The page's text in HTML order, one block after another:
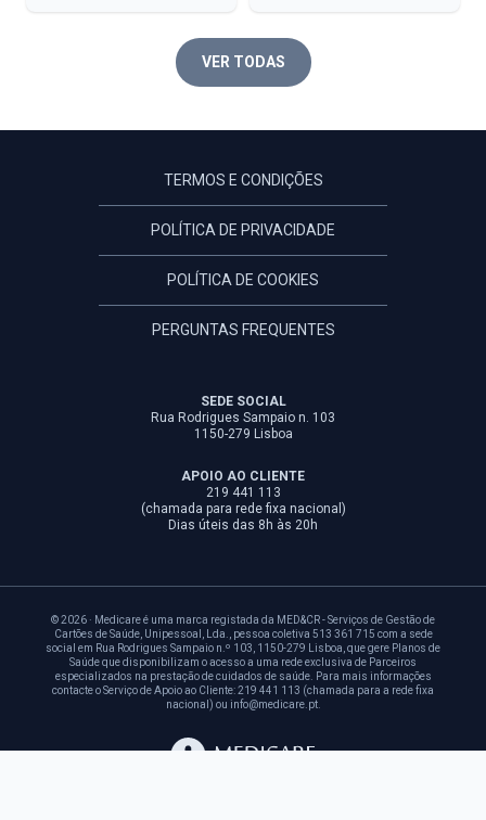
VER TODAS
TERMOS E CONDIÇÕES
POLÍTICA DE PRIVACIDADE
POLÍTICA DE COOKIES
PERGUNTAS FREQUENTES
SEDE SOCIAL
Rua Rodrigues Sampaio n. 103
1150-279 Lisboa
APOIO AO CLIENTE
219 441 113
(chamada para rede fixa nacional)
Dias úteis das 8h às 20h
© 2026 · Medicare é uma marca registada da MED&CR - Serviços de Gestão de
Cartões de Saúde, Unipessoal, Lda., pessoa coletiva 513 361 715 com a sede
social em Rua Rodrigues Sampaio n.º 103, 1150-279 Lisboa, que gere Planos de
Saúde que disponibilizam o acesso a uma rede exclusiva de Parceiros
especializados na prestação de cuidados de saúde. Para mais informações
contacte o Serviço de Apoio ao Cliente: 219 441 113 (chamada para a rede fixa
nacional) ou info@medicare.pt.